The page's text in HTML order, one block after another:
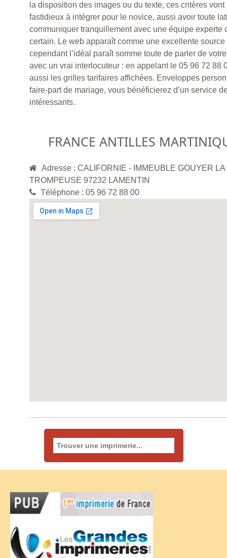
la disposition des images ou du texte, ces critères
fastidieux à intégrer pour le novice, aussi avoir toute
communiquer tranquillement avec une équipe experte
certain. Le web apparaît comme une excellente source
cependant l’idéal paraît somme toute de parler de
avec un vrai interlocuteur : en appelant le 05 96 72 88
aussi les grilles tarifaires affichées. Enveloppes
faire-part de mariage, vous bénéficierez d’un service
intéressants.
FRANCE ANTILLES
Adresse : CALIFORNIE - IMMEUBLE GOUYER LA
TROMPEUSE 97232 LAMENTIN
Téléphone : 05 96 72 88 00
Rechercher